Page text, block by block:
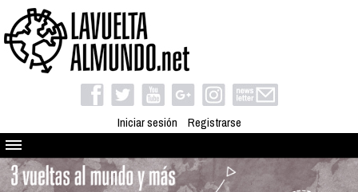
Iniciar sesión Registrarse
Quienes somos